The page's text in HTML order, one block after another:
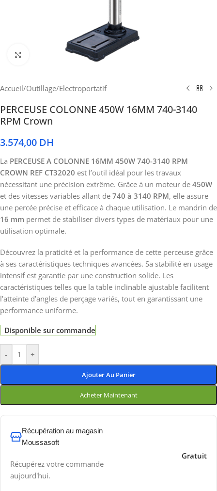
Cliquez pour agrandir
Accueil/Outillage/Electroportatif
PERCEUSE COLONNE 450W 16MM 740-3140
RPM Crown
3.574,00 DH
La PERCEUSE A COLONNE 16MM 450W 740-3140 RPM
CROWN REF CT32020 est l’outil idéal pour les travaux
nécessitant une précision extrême. Grâce à un moteur de 450W
et des vitesses variables allant de 740 à 3140 RPM, elle assure
une percée précise et efficace à chaque utilisation. Le mandrin de
16 mm permet de stabiliser divers types de matériaux pour une
utilisation optimale.
Découvrez la praticité et la performance de cette perceuse grâce
à ses caractéristiques techniques avancées. Sa stabilité en usage
intensif est garantie par une construction solide. Les
caractéristiques telles que la table inclinable ajustable facilitent
l’atteinte d’angles de perçage variés, tout en garantissant une
performance uniforme.
Disponible sur commande
- +
Ajouter Au Panier
Acheter Maintenant
Récupération au magasin
Moussasoft
Récupérez votre commande
aujourd'hui.
Gratuit